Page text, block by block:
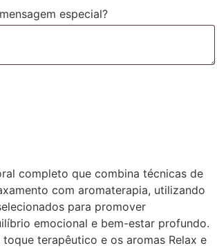
especial?
completo que combina técnicas de
com aromaterapia, utilizando
para promover
emocional e bem-estar profundo.
terapêutico e os aromas Relax e